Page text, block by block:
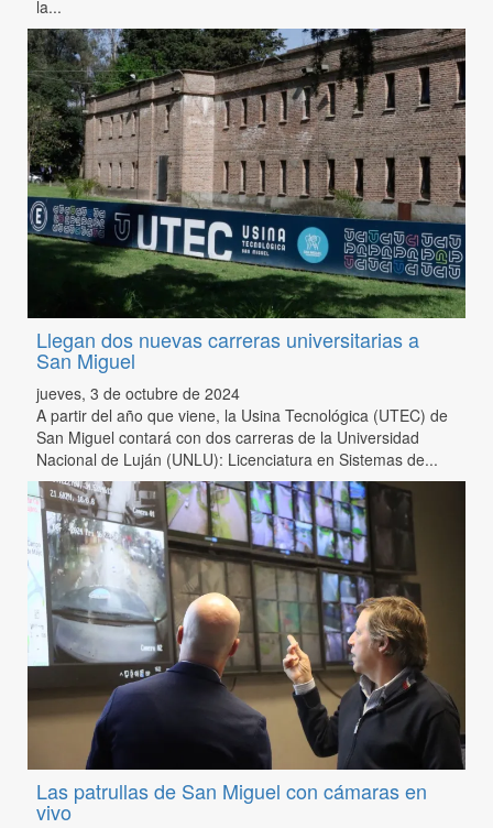
la...
Llegan dos nuevas carreras universitarias a
San Miguel
jueves, 3 de octubre de 2024
A partir del año que viene, la Usina Tecnológica (UTEC) de
San Miguel contará con dos carreras de la Universidad
Nacional de Luján (UNLU): Licenciatura en Sistemas de...
Las patrullas de San Miguel con cámaras en
vivo